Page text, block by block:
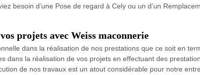
besoin d’une Pose de regard à Cely ou un d’un
projets avec Weiss maconnerie
dans la réalisation de nos prestations que ce soit en
dans la réalisation de vos projets en effectuant des
de nos travaux est un atout considérable pour notre